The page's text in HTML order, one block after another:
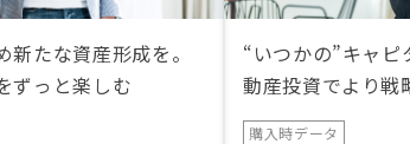
たな資産形成を。
ずっと楽しむ
“いつかの”キャ
動産投資でより戦
購入時データ